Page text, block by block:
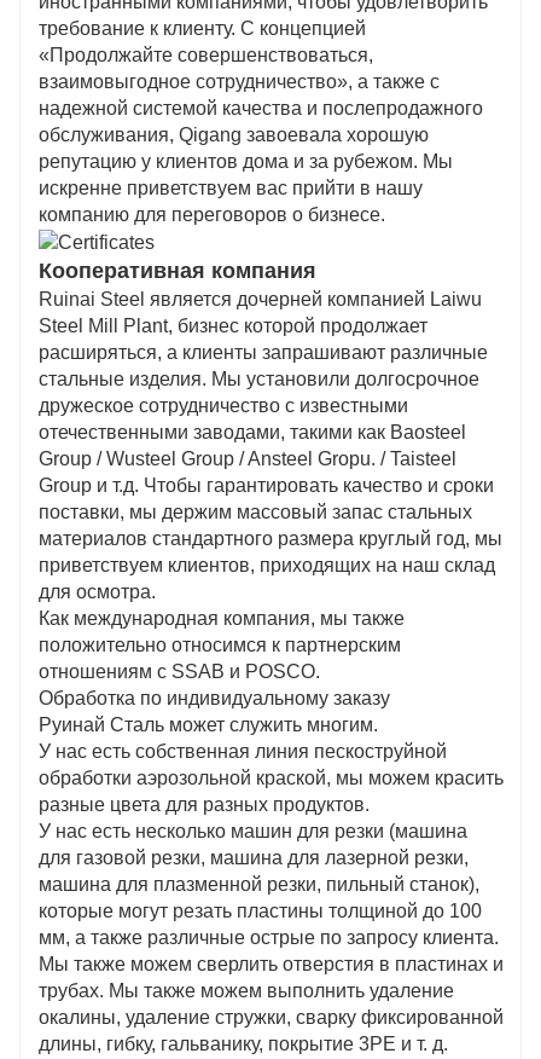
требование к клиенту. С концепцией
«Продолжайте совершенствоваться,
взаимовыгодное сотрудничество», а также с
надежной системой качества и послепродажного
обслуживания, Qigang завоевала хорошую
репутацию у клиентов дома и за рубежом. Мы
искренне приветствуем вас прийти в нашу
компанию для переговоров о бизнесе.
Кооперативная компания
Ruinai Steel является дочерней компанией Laiwu
Steel Mill Plant, бизнес которой продолжает
расширяться, а клиенты запрашивают различные
стальные изделия. Мы установили долгосрочное
дружеское сотрудничество с известными
отечественными заводами, такими как Baosteel
Group / Wusteel Group / Ansteel Gropu. / Taisteel
Group и т.д. Чтобы гарантировать качество и сроки
поставки, мы держим массовый запас стальных
материалов стандартного размера круглый год, мы
приветствуем клиентов, приходящих на наш склад
для осмотра.
Как международная компания, мы также
положительно относимся к партнерским
отношениям с SSAB и POSCO.
Обработка по индивидуальному заказу
Руинай Сталь может служить многим.
У нас есть собственная линия пескоструйной
обработки аэрозольной краской, мы можем красить
разные цвета для разных продуктов.
У нас есть несколько машин для резки (машина
для газовой резки, машина для лазерной резки,
машина для плазменной резки, пильный станок),
которые могут резать пластины толщиной до 100
мм, а также различные острые по запросу клиента.
Мы также можем сверлить отверстия в пластинах и
трубах. Мы также можем выполнить удаление
окалины, удаление стружки, сварку фиксированной
длины, гибку, гальванику, покрытие 3PE и т. д.